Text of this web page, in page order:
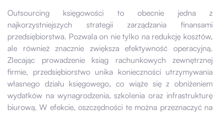
Outsourcing księgowości to obecnie jedna z
najkorzystniejszych strategii zarządzania finansami
przedsiębiorstwa. Pozwala on nie tylko na redukcję kosztów,
ale również znacznie zwiększa efektywność operacyjną.
Zlecając prowadzenie ksiąg rachunkowych zewnętrznej
firmie, przedsiębiorstwo unika konieczności utrzymywania
własnego działu księgowego, co wiąże się z obniżeniem
wydatków na wynagrodzenia, szkolenia oraz infrastrukturę
biurową. W efekcie, oszczędności te można przeznaczyć na